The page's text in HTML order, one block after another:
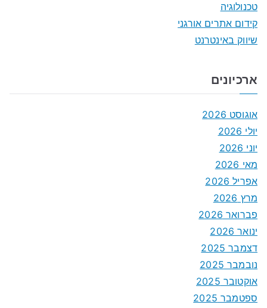
טכנולוגיה
קידום אתרים אורגני
שיווק באינטרנט
ארכיונים
אוגוסט 2026
יולי 2026
יוני 2026
מאי 2026
אפריל 2026
מרץ 2026
פברואר 2026
ינואר 2026
דצמבר 2025
נובמבר 2025
אוקטובר 2025
ספטמבר 2025